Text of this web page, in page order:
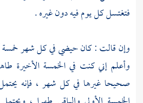
فتغتسل كل يوم فيه دون غيره .
وإن قالت : كان حيضي في كل شهر خمسة
وأعلم إني كنت في الخمسة الأخيرة
صحيحا غيرها في كل شهر ، فإنه